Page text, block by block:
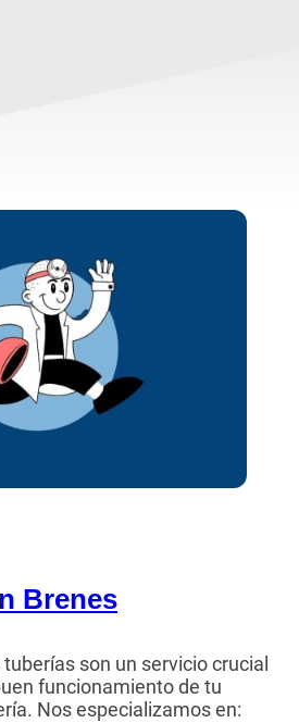
Brenes
son un servicio crucial
funcionamiento de tu
Nos especializamos en: